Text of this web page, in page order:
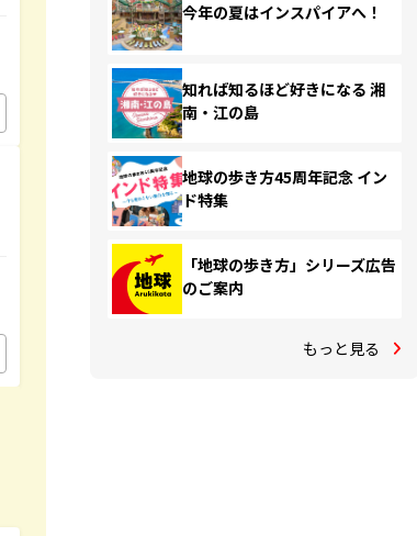
今年の夏はインスパイアへ！
知れば知るほど好きになる 湘
南・江の島
地球の歩き方45周年記念 イン
ド特集
「地球の歩き方」シリーズ広告
のご案内
もっと見る